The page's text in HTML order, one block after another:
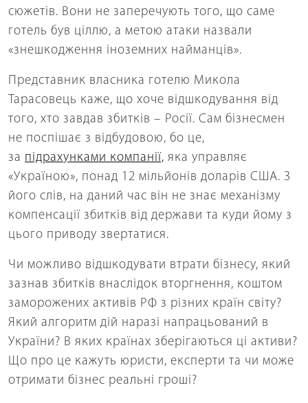
сюжетів. Вони не заперечують того, що саме
готель був ціллю, а метою атаки назвали
«знешкодження іноземних найманців».
Представник власника готелю Микола
Тарасовець каже, що хоче відшкодування від
того, хто завдав збитків – Росії. Сам бізнесмен
не поспішає з відбудовою, бо це,
за підрахунками компанії, яка управляє
«Україною», понад 12 мільйонів доларів США. З
його слів, на даний час він не знає механізму
компенсації збитків від держави та куди йому з
цього приводу звертатися.
Чи можливо відшкодувати втрати бізнесу, який
зазнав збитків внаслідок вторгнення, коштом
заморожених активів РФ з різних країн світу?
Який алгоритм дій наразі напрацьований в
України? В яких країнах зберігаються ці активи?
Що про це кажуть юристи, експерти та чи може
отримати бізнес реальні гроші?